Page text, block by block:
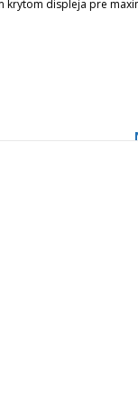
krytom displeja pre